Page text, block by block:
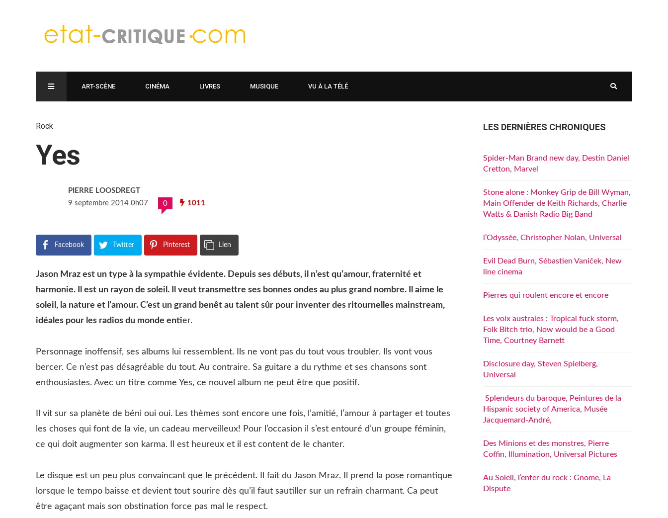
ART-SCÈNE CINÉMA LIVRES MUSIQUE VU À LA TÉLÉ
Rock
Yes
PIERRE LOOSDREGT
9 septembre 2014 0h07
0 1011
Facebook Twitter Pinterest Lien
Jason Mraz est un type à la sympathie évidente. Depuis ses débuts, il n’est qu’amour, fraternité et
harmonie. Il est un rayon de soleil. Il veut transmettre ses bonnes ondes au plus grand nombre. Il aime le
soleil, la nature et l’amour. C’est un grand benêt au talent sûr pour inventer des ritournelles mainstream,
idéales pour les radios du monde entier.
Personnage inoffensif, ses albums lui ressemblent. Ils ne vont pas du tout vous troubler. Ils vont vous
bercer. Ce n’est pas désagréable du tout. Au contraire. Sa guitare a du rythme et ses chansons sont
enthousiastes. Avec un titre comme Yes, ce nouvel album ne peut être que positif.
Il vit sur sa planète de béni oui oui. Les thèmes sont encore une fois, l’amitié, l’amour à partager et toutes
les choses qui font de la vie, un cadeau merveilleux! Pour l’occasion il s’est entouré d’un groupe féminin,
ce qui doit augmenter son karma. Il est heureux et il est content de le chanter.
Le disque est un peu plus convaincant que le précédent. Il fait du Jason Mraz. Il prend la pose romantique
lorsque le tempo baisse et devient tout sourire dès qu’il faut sautiller sur un refrain charmant. Ca peut
être agaçant mais son obstination force pas mal le respect.
LES DERNIÈRES CHRONIQUES
Spider-Man Brand new day, Destin Daniel
Cretton, Marvel
Stone alone : Monkey Grip de Bill Wyman,
Main Offender de Keith Richards, Charlie
Watts & Danish Radio Big Band
l’Odyssée, Christopher Nolan, Universal
Evil Dead Burn, Sébastien Vaniček, New
line cinema
Pierres qui roulent encore et encore
Les voix australes : Tropical fuck storm,
Folk Bitch trio, Now would be a Good
Time, Courtney Barnett
Disclosure day, Steven Spielberg,
Universal
Splendeurs du baroque, Peintures de la
Hispanic society of America, Musée
Jacquemard-André,
Des Minions et des monstres, Pierre
Coffin, Illumination, Universal Pictures
Au Soleil, l’enfer du rock : Gnome, La
Dispute